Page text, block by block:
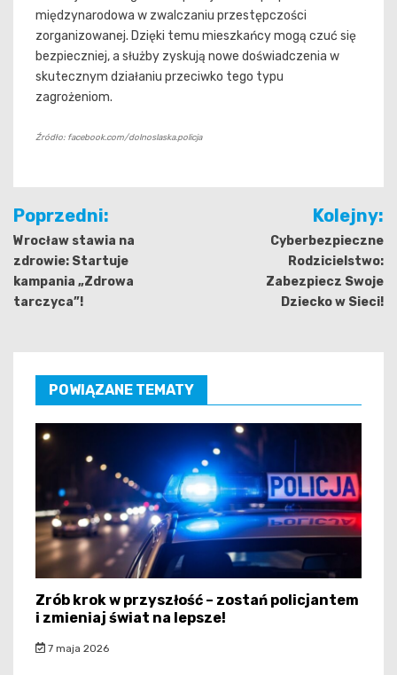
międzynarodowa w zwalczaniu przestępczości
zorganizowanej. Dzięki temu mieszkańcy mogą czuć się
bezpieczniej, a służby zyskują nowe doświadczenia w
skutecznym działaniu przeciwko tego typu
zagrożeniom.
Źródło: facebook.com/dolnoslaska.policja
Nawigacja
wpisu
Poprzedni:
Wrocław stawia na
zdrowie: Startuje
kampania „Zdrowa
tarczyca”!
Kolejny:
Cyberbezpieczne
Rodzicielstwo:
Zabezpiecz Swoje
Dziecko w Sieci!
POWIĄZANE TEMATY
Zrób krok w przyszłość – zostań policjantem
i zmieniaj świat na lepsze!
7 maja 2026